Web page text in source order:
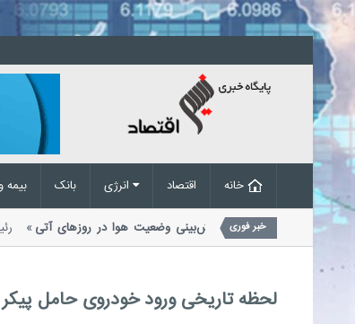
بانک اقتصاد
خبر فوری
و رعدوبرق در راه است؛ پیش‌بینی وضعیت هوا در روزهای آتی
بحران مخاطرات وضع هوا از احتمال...
لحظه تاریخی ورود خودروی حامل